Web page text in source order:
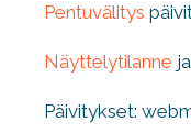
Pentuvälitys
Näyttelytilanne ja
Päivitykset: